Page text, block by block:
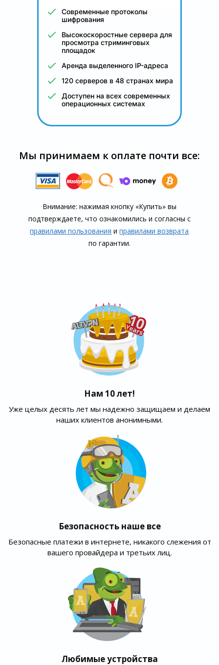
Современные протоколы
шифрования
Высокоскоростные сервера для
просмотра стриминговых
площадок
Аренда выделенного IP-адреса
120 серверов в 48 странах мира
Доступен на всех современных
операционных системах
Мы принимаем к оплате почти все:
Внимание: нажимая кнопку «Купить» вы
подтверждаете, что озна­комились и согласны с
правилами пользования иправилами воз­врата
по гарантии.
Нам 10 лет!
Уже целых десять лет мы надежно защищаем и делаем
наших клиентов анонимными.
Безопасность наше все
Безопасные платежи в интернете, никакого слежения от
вашего провайдера и третьих лиц.
Любимые устройства